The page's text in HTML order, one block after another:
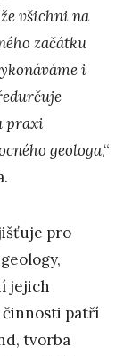
všichni na
začátku
i
praxi
geologa,“
pro
jejich
činnosti patří
tvorba